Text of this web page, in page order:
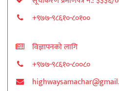
+९७७-९८६१०-८०१००
विज्ञापनको लागि
+९७७-९८६१०-८००८०